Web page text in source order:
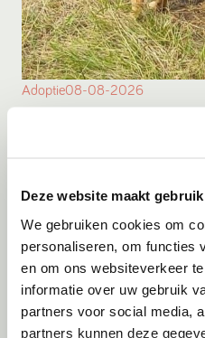
Deze website maakt
We gebruiken cookies om
personaliseren, om functies
en om ons websiteverkeer
informatie over uw gebruik
partners voor social media,
partners kunnen deze
Adoptie08-08-2026